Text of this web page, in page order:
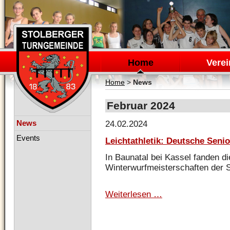
Navigation
überspringen
Home
Home> News
Februar 2024
24.02.2024
Leichtathletik: Deutsche
In Baunatal bei Kassel fanden
Winterwurfmeisterschaften der
Weiterlesen …
Navigation
News
Events